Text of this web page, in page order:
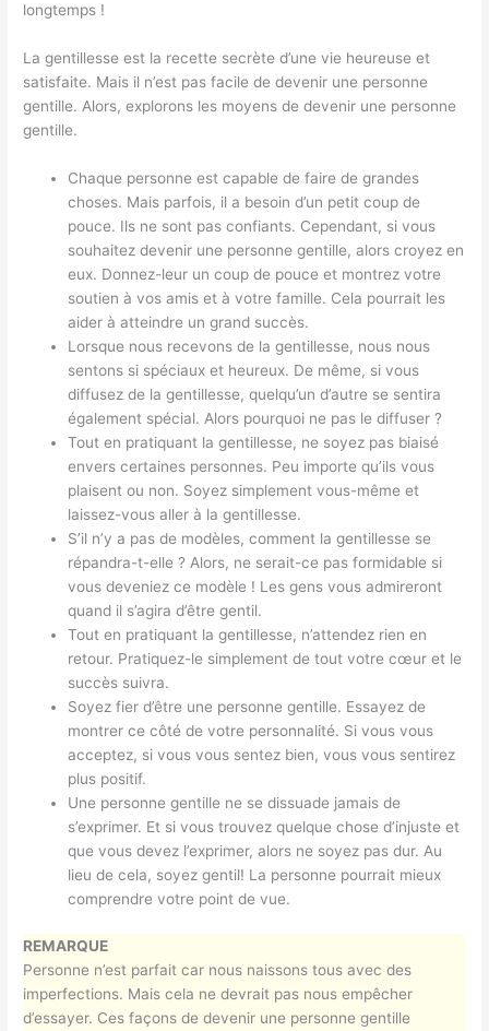
longtemps !
La gentillesse est la recette secrète d’une vie heureuse et
satisfaite. Mais il n’est pas facile de devenir une personne
gentille. Alors, explorons les moyens de devenir une personne
gentille.
Chaque personne est capable de faire de grandes
choses. Mais parfois, il a besoin d’un petit coup de
pouce. Ils ne sont pas confiants. Cependant, si vous
souhaitez devenir une personne gentille, alors croyez en
eux. Donnez-leur un coup de pouce et montrez votre
soutien à vos amis et à votre famille. Cela pourrait les
aider à atteindre un grand succès.
Lorsque nous recevons de la gentillesse, nous nous
sentons si spéciaux et heureux. De même, si vous
diffusez de la gentillesse, quelqu’un d’autre se sentira
également spécial. Alors pourquoi ne pas le diffuser ?
Tout en pratiquant la gentillesse, ne soyez pas biaisé
envers certaines personnes. Peu importe qu’ils vous
plaisent ou non. Soyez simplement vous-même et
laissez-vous aller à la gentillesse.
S’il n’y a pas de modèles, comment la gentillesse se
répandra-t-elle ? Alors, ne serait-ce pas formidable si
vous deveniez ce modèle ! Les gens vous admireront
quand il s’agira d’être gentil.
Tout en pratiquant la gentillesse, n’attendez rien en
retour. Pratiquez-le simplement de tout votre cœur et le
succès suivra.
Soyez fier d’être une personne gentille. Essayez de
montrer ce côté de votre personnalité. Si vous vous
acceptez, si vous vous sentez bien, vous vous sentirez
plus positif.
Une personne gentille ne se dissuade jamais de
s’exprimer. Et si vous trouvez quelque chose d’injuste et
que vous devez l’exprimer, alors ne soyez pas dur. Au
lieu de cela, soyez gentil! La personne pourrait mieux
comprendre votre point de vue.
REMARQUE
Personne n’est parfait car nous naissons tous avec des
imperfections. Mais cela ne devrait pas nous empêcher
d’essayer. Ces façons de devenir une personne gentille